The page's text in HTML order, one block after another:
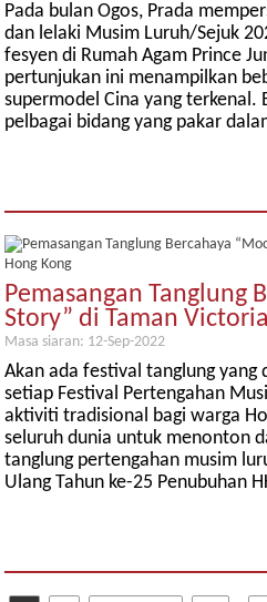
Pada bulan Ogos, Prada
dan lelaki Musim Luruh/Sejuk
fesyen di Rumah Agam Prince
pertunjukan ini menampilkan
supermodel Cina yang
pelbagai bidang yang pakar
Pemasangan Tanglung
Story” di Taman
Masa siaran: 12-Sep-2022
Akan ada festival tanglung yang
setiap Festival Pertengahan
aktiviti tradisional bagi warga
seluruh dunia untuk menonton
tanglung pertengahan musim
Ulang Tahun ke-25 Penubuhan